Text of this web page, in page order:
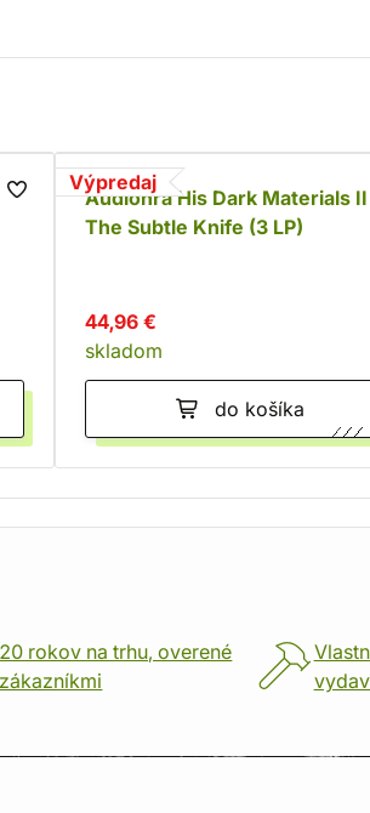
Výpredaj
Audiohra His Dark Materials
The Subtle Knife (3 LP)
44,96 €
skladom
do košíka
20 rokov na trhu, overené
zákazníkmi